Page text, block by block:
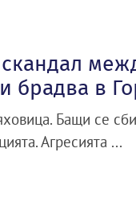
брадва в
Бащи се
Агресията ...